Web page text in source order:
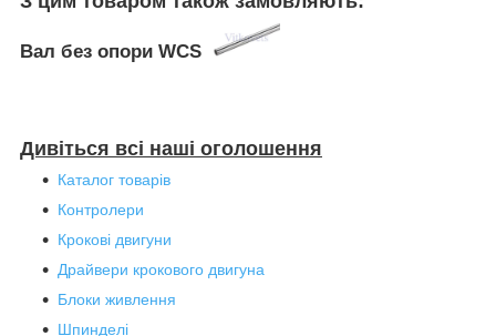
Вал без опори WCS
Дивіться всі наші оголошення
Каталог товарів
Контролери
Крокові двигуни
Драйвери крокового двигуна
Блоки живлення
Шпинделі